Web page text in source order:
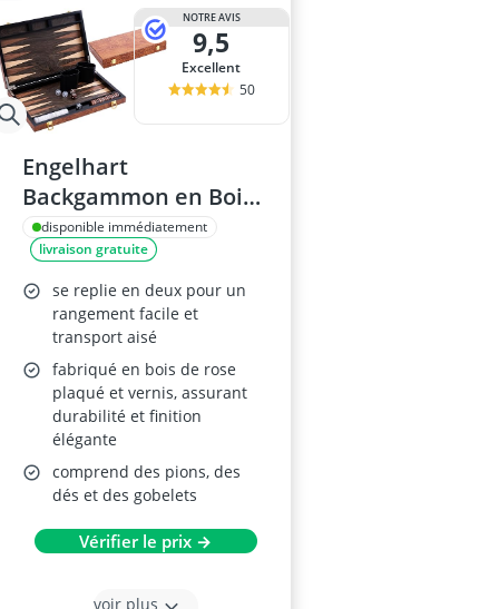
NOTRE AVIS
9,5
Excellent
50
Engelhart
Backgammon en Bois
15 Pouces
disponible immédiatement
livraison gratuite
se replie en deux pour un
rangement facile et
transport aisé
fabriqué en bois de rose
plaqué et vernis, assurant
durabilité et finition
élégante
comprend des pions, des
dés et des gobelets
Vérifier le prix →
voir plus